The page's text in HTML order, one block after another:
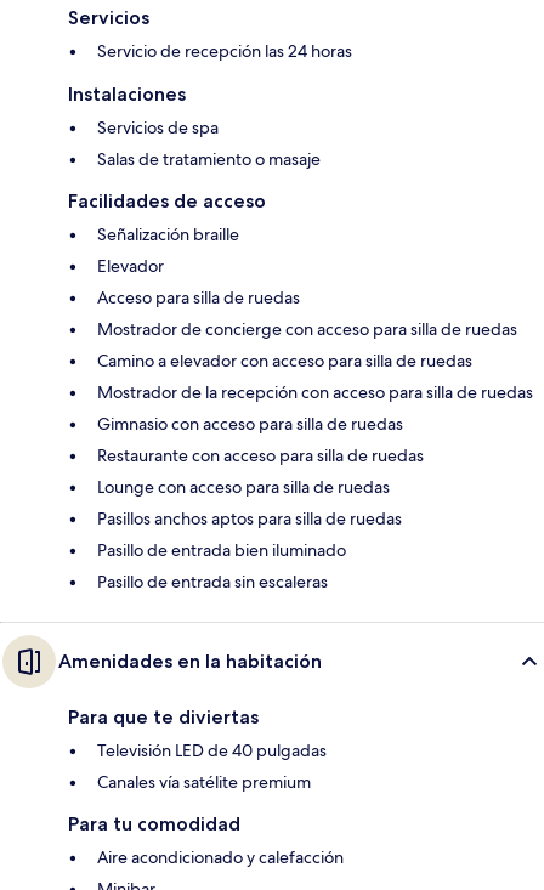
Servicios
Servicio de recepción las 24 horas
Instalaciones
Servicios de spa
Salas de tratamiento o masaje
Facilidades de acceso
Señalización braille
Elevador
Acceso para silla de ruedas
Mostrador de concierge con acceso para silla de ruedas
Camino a elevador con acceso para silla de ruedas
Mostrador de la recepción con acceso para silla de ruedas
Gimnasio con acceso para silla de ruedas
Restaurante con acceso para silla de ruedas
Lounge con acceso para silla de ruedas
Pasillos anchos aptos para silla de ruedas
Pasillo de entrada bien iluminado
Pasillo de entrada sin escaleras
Amenidades en la habitación
Para que te diviertas
Televisión LED de 40 pulgadas
Canales vía satélite premium
Para tu comodidad
Aire acondicionado y calefacción